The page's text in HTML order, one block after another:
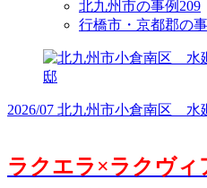
北九州市の事例209
行橋市・京都郡の
2026/07 北九州市小倉南区
ラクエラ×ラクヴィ